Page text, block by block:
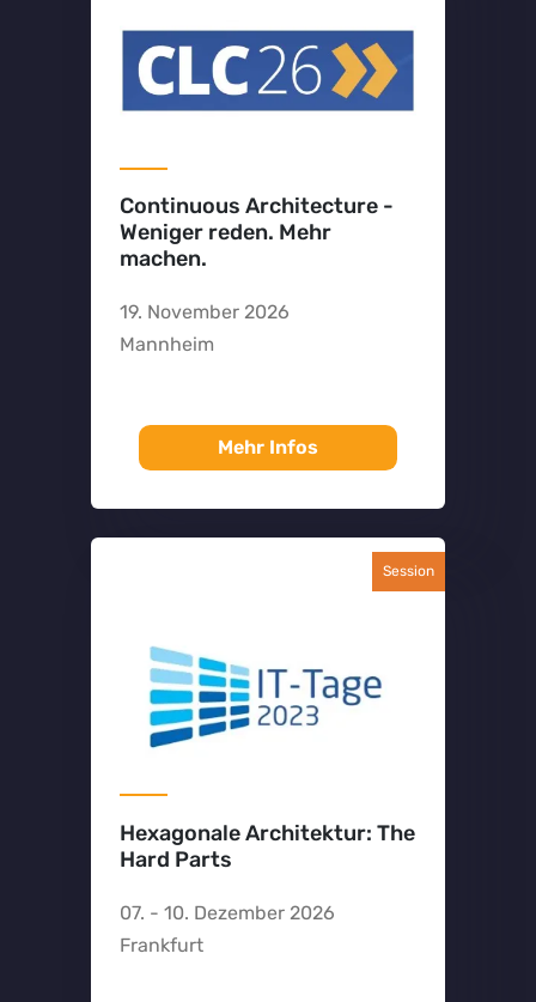
Continuous Architecture -
Weniger reden. Mehr
machen.
19. November 2026
Mannheim
Mehr Infos
Session
Hexagonale Architektur: The
Hard Parts
07. - 10. Dezember 2026
Frankfurt